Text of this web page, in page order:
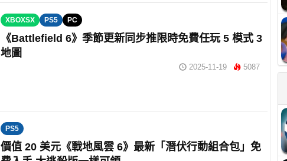
XBOXSX PS5 PC
《Battlefield 6》季節更新同步推限時免費任玩 5 模式 3
地圖
2025-11-19 5087
PS5
價值 20 美元《戰地風雲 6》最新「潛伏行動組合包」免